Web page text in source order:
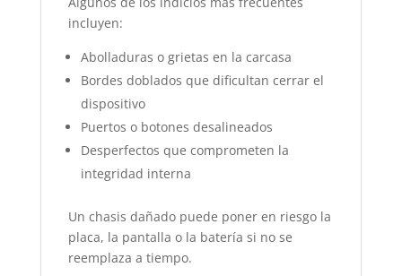
incluyen:
Abolladuras o grietas en la carcasa
Bordes doblados que dificultan cerrar el
dispositivo
Puertos o botones desalineados
Desperfectos que comprometen la
integridad interna
Un chasis dañado puede poner en riesgo la
placa, la pantalla o la batería si no se
reemplaza a tiempo.